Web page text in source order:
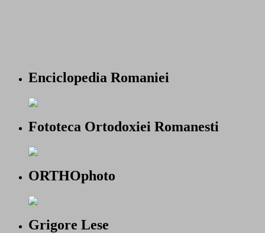
Enciclopedia Romaniei
Fototeca Ortodoxiei Romanesti
ORTHOphoto
Grigore Lese